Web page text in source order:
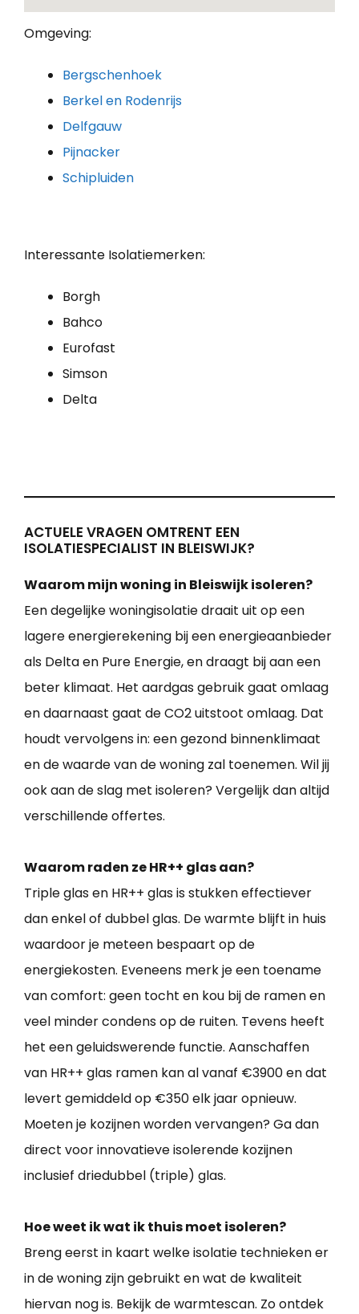
Omgeving:
Bergschenhoek
Berkel en Rodenrijs
Delfgauw
Pijnacker
Schipluiden
Interessante Isolatiemerken:
Borgh
Bahco
Eurofast
Simson
Delta
ACTUELE VRAGEN OMTRENT EEN
ISOLATIESPECIALIST IN BLEISWIJK?
Waarom mijn woning in Bleiswijk isoleren?
Een degelijke woningisolatie draait uit op een
lagere energierekening bij een energieaanbieder
als Delta en Pure Energie, en draagt bij aan een
beter klimaat. Het aardgas gebruik gaat omlaag
en daarnaast gaat de CO2 uitstoot omlaag. Dat
houdt vervolgens in: een gezond binnenklimaat
en de waarde van de woning zal toenemen. Wil jij
ook aan de slag met isoleren? Vergelijk dan altijd
verschillende offertes.
Waarom raden ze HR++ glas aan?
Triple glas en HR++ glas is stukken effectiever
dan enkel of dubbel glas. De warmte blijft in huis
waardoor je meteen bespaart op de
energiekosten. Eveneens merk je een toename
van comfort: geen tocht en kou bij de ramen en
veel minder condens op de ruiten. Tevens heeft
het een geluidswerende functie. Aanschaffen
van HR++ glas ramen kan al vanaf €3900 en dat
levert gemiddeld op €350 elk jaar opnieuw.
Moeten je kozijnen worden vervangen? Ga dan
direct voor innovatieve isolerende kozijnen
inclusief driedubbel (triple) glas.
Hoe weet ik wat ik thuis moet isoleren?
Breng eerst in kaart welke isolatie technieken er
in de woning zijn gebruikt en wat de kwaliteit
hiervan nog is. Bekijk de warmtescan. Zo ontdek